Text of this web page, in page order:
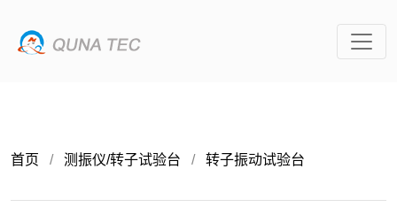
首页 / 测振仪/转子试验台 / 转子振动试验台